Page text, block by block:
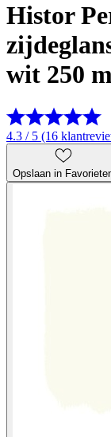
Histor
wit 250
4.3 / 5 (16
Opslaan in